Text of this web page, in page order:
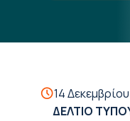
14
ΔΕΛΤΙΟ